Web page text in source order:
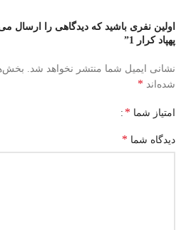
اولین نفری باشید که دیدگاهی را ارسال
پهپاد کرار 1”
نشانی ایمیل شما منتشر نخواهد شد.
شده‌اند *
امتیاز شما *
دیدگاه شما *